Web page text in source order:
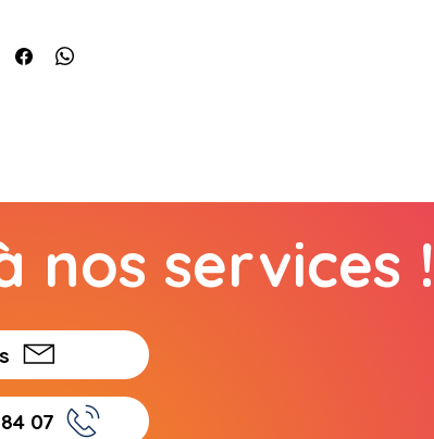
nos services !
07